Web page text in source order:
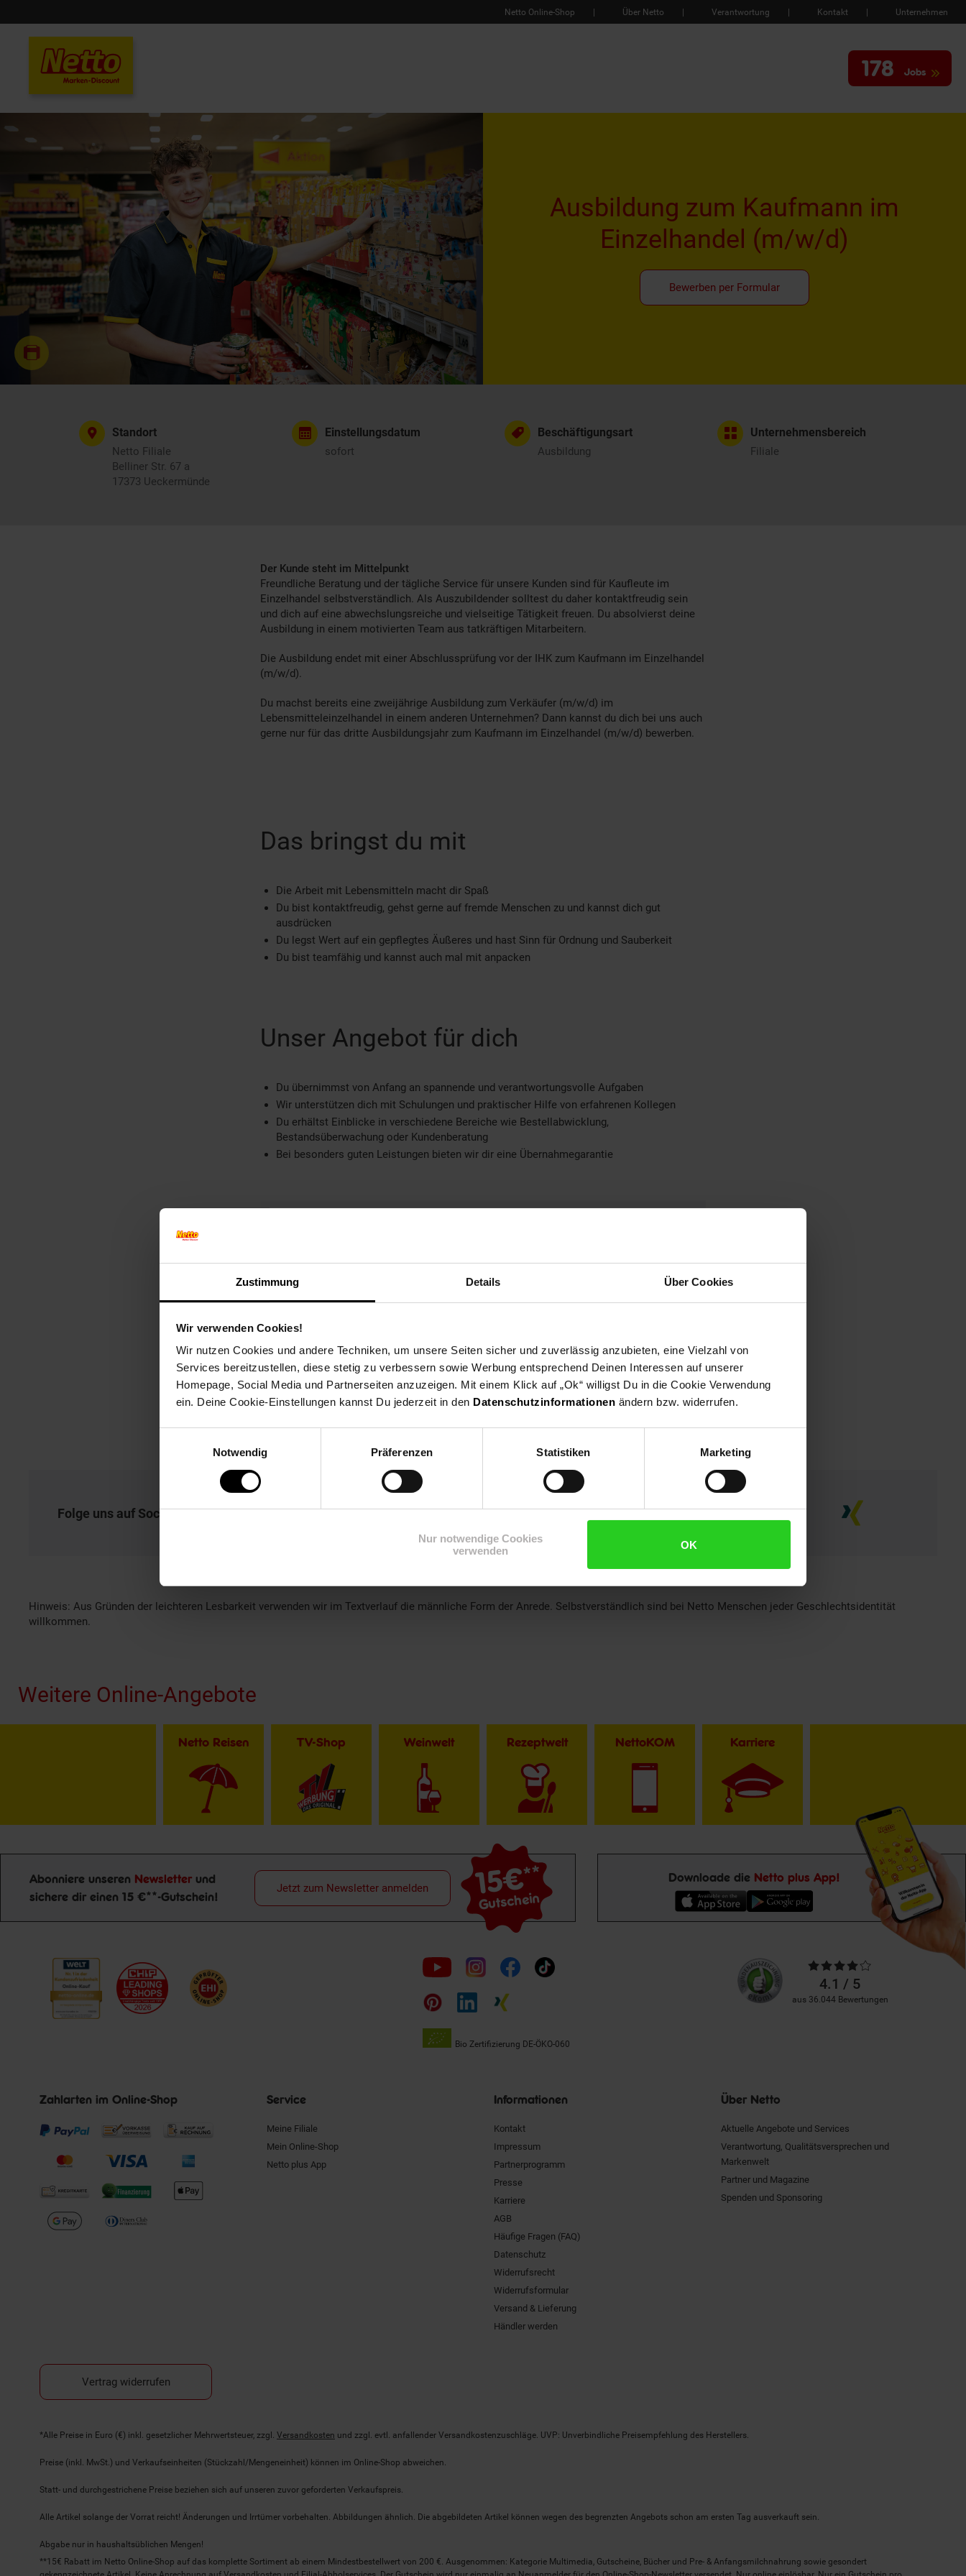
Zustimmung Details Über Cookies
Wir verwenden Cookies!
Wir nutzen Cookies und andere Techniken, um unsere Seiten sicher und zuverlässig anzubieten, eine Vielzahl von
Services bereitzustellen, diese stetig zu verbessern sowie Werbung entsprechend Deinen Interessen auf unserer
Homepage, Social Media und Partnerseiten anzuzeigen. Mit einem Klick auf „Ok“ willigst Du in die Cookie Verwendung
ein. Deine Cookie-Einstellungen kannst Du jederzeit in den Datenschutzinformationen ändern bzw. widerrufen.
Notwendig
Präferenzen Statistiken Marketing
Nur notwendige Cookies
verwenden
OK
Netto Online-Shop Über Netto Verantwortung Kontakt Unternehmen
178 Jobs
Ausbildung zum Kaufmann im
Einzelhandel (m/w/d)
Bewerben per Formular
Standort
Netto Filiale
Belliner Str. 67 a
17373 Ueckermünde
Einstellungsdatum
sofort
Beschäftigungsart
Ausbildung
Unternehmensbereich
Filiale
Der Kunde steht im Mittelpunkt
Freundliche Beratung und der tägliche Service für unsere Kunden sind für Kaufleute im
Einzelhandel selbstverständlich. Als Auszubildender solltest du daher kontaktfreudig sein
und dich auf eine abwechslungsreiche und vielseitige Tätigkeit freuen. Du absolvierst deine
Ausbildung in einem motivierten Team aus tatkräftigen Mitarbeitern.
Die Ausbildung endet mit einer Abschlussprüfung vor der IHK zum Kaufmann im Einzelhandel
(m/w/d).
Du machst bereits eine zweijährige Ausbildung zum Verkäufer (m/w/d) im
Lebensmitteleinzelhandel in einem anderen Unternehmen? Dann kannst du dich bei uns auch
gerne nur für das dritte Ausbildungsjahr zum Kaufmann im Einzelhandel (m/w/d) bewerben.
Das bringst du mit
Die Arbeit mit Lebensmitteln macht dir Spaß
Du bist kontaktfreudig, gehst gerne auf fremde Menschen zu und kannst dich gut
ausdrücken
Du legst Wert auf ein gepflegtes Äußeres und hast Sinn für Ordnung und Sauberkeit
Du bist teamfähig und kannst auch mal mit anpacken
Unser Angebot für dich
Du übernimmst von Anfang an spannende und verantwortungsvolle Aufgaben
Wir unterstützen dich mit Schulungen und praktischer Hilfe von erfahrenen Kollegen
Du erhältst Einblicke in verschiedene Bereiche wie Bestellabwicklung,
Bestandsüberwachung oder Kundenberatung
Bei besonders guten Leistungen bieten wir dir eine Übernahmegarantie
Information und Bewerbung
Bewerben per Formular
Folge uns auf Social Media!
Hinweis: Aus Gründen der leichteren Lesbarkeit verwenden wir im Textverlauf die männliche Form der Anrede. Selbstverständlich sind bei Netto Menschen jeder Geschlechtsidentität
willkommen.
Weitere Online-Angebote
Netto Reisen TV-Shop Weinwelt Rezeptwelt NettoKOM Karriere
Newsletter Anmeldung
Abonniere unseren Newsletter und
sichere dir einen 15 €**-Gutschein!
15€**
Gutschein
Jetzt zum Newsletter anmelden
Downloade die Netto plus App!
Folge
uns
auf
Bio Zertifizierung DE-ÖKO-060
Unsere
Kundenbewertungen
Durchschnittliche
Bewertungen4.1 / 5
aus 36.044 Bewertungen
Zahlarten im Online-Shop Service
Meine Filiale
Mein Online-Shop
Netto plus App
Informationen
Kontakt
Impressum
Partnerprogramm
Presse
Karriere
AGB
Häufige Fragen (FAQ)
Datenschutz
Widerrufsrecht
Widerrufsformular
Versand & Lieferung
Händler werden
Über Netto
Aktuelle Angebote und Services
Verantwortung, Qualitätsversprechen und
Markenwelt
Partner und Magazine
Spenden und Sponsoring
Vertrag widerrufen
Fußnoten
*Alle Preise in Euro (€) inkl. gesetzlicher Mehrwertsteuer, zzgl. Versandkosten und zzgl. evtl. anfallender Versandkostenzuschläge. UVP: Unverbindliche Preisempfehlung des Herstellers.
Preise (inkl. MwSt.) und Verkaufseinheiten (Stückzahl/Mengeneinheit) können im Online-Shop abweichen.
Statt- und durchgestrichene Preise beziehen sich auf unseren zuvor geforderten Verkaufspreis.
Alle Artikel solange der Vorrat reicht! Änderungen und Irrtümer vorbehalten. Abbildungen ähnlich. Die abgebildeten Artikel können wegen des begrenzten Angebots schon am ersten Tag ausverkauft sein.
Abgabe nur in haushaltsüblichen Mengen!
**15€ Rabatt im Netto Online-Shop auf das komplette Sortiment ab einem Mindestbestellwert von 200 €. Ausgenommen: Kategorie Multimedia, Gutscheine, Bücher und Pre- & Anfangsmilchnahrung sowie gesondert